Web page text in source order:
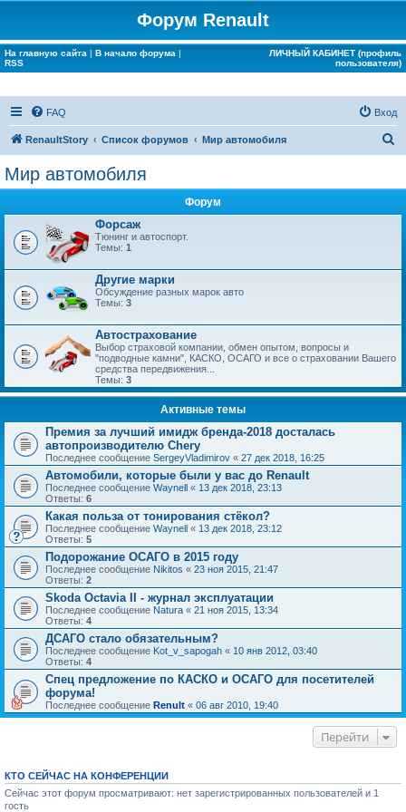
Форум Renault
На главную сайта | В начало форума |
RSS
ЛИЧНЫЙ КАБИНЕТ (профиль
пользователя)
FAQ Вход
RenaultStory Список форумов Мир автомобиля
Мир автомобиля
Форум
Форсаж
Тюнинг и автоспорт.
Темы: 1
Другие марки
Обсуждение разных марок авто
Темы: 3
Автострахование
Выбор страховой компании, обмен опытом, вопросы и
"подводные камни", КАСКО, ОСАГО и все о страховании Вашего
средства передвижения...
Темы: 3
Активные темы
Премия за лучший имидж бренда-2018 досталась
автопроизводителю Chery
Последнее сообщение SergeyVladimirov « 27 дек 2018, 16:25
Автомобили, которые были у вас до Renault
Последнее сообщение Waynell « 13 дек 2018, 23:13
Ответы: 6
Какая польза от тонирования стёкол?
Последнее сообщение Waynell « 13 дек 2018, 23:12
Ответы: 5
Подорожание ОСАГО в 2015 году
Последнее сообщение Nikitos « 23 ноя 2015, 21:47
Ответы: 2
Skoda Octavia II - журнал эксплуатации
Последнее сообщение Natura « 21 ноя 2015, 13:34
Ответы: 4
ДСАГО стало обязательным?
Последнее сообщение Kot_v_sapogah « 10 янв 2012, 03:40
Ответы: 4
Спец предложение по КАСКО и ОСАГО для посетителей
форума!
Последнее сообщение Renult « 06 авг 2010, 19:40
Перейти
КТО СЕЙЧАС НА КОНФЕРЕНЦИИ
Сейчас этот форум просматривают: нет зарегистрированных пользователей и 1
гость